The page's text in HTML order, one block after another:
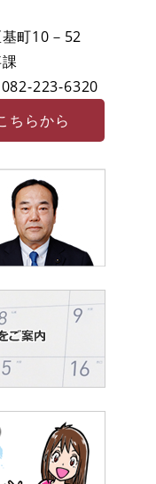
町10－52
223-6320
ちらから